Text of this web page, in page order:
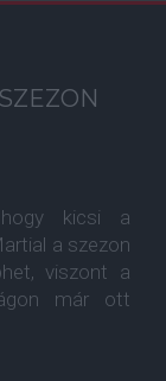
hogy kicsi a
a szezon
viszont a
már ott